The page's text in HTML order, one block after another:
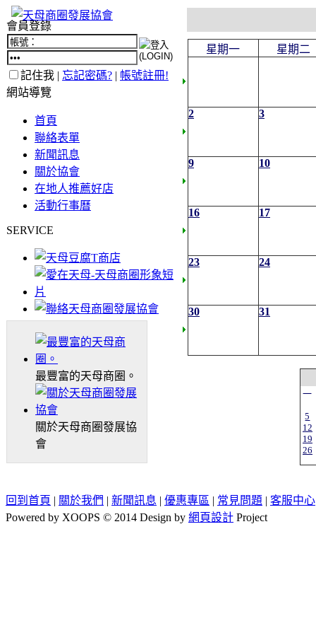
會員登錄
記住我 | 忘記密碼? | 帳號註冊!
網站導覽
首頁
聯絡表單
新聞訊息
關於協會
在地人推薦好店
活動行事曆
SERVICE
最豐富的天母商圈。
關於天母商圈發展協
會
星期一 星期二
2 3
9 10
16 17
23 24
30 31
一
5
12
19
26
回到首頁 | 關於我們 | 新聞訊息 | 優惠專區 | 常見問題 | 客服中心
Powered by XOOPS © 2014 Design by 網頁設計 Project